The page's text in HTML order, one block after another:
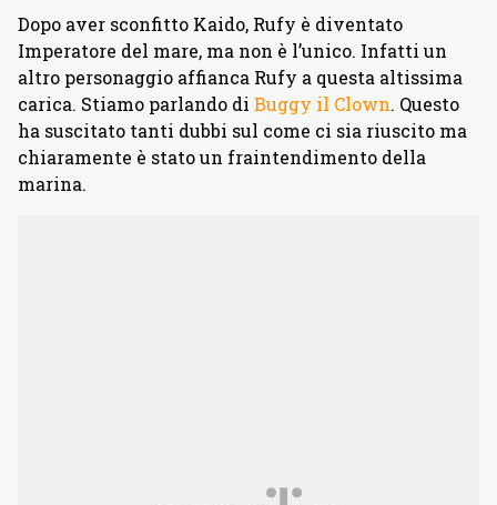
Dopo aver sconfitto Kaido, Rufy è diventato
Imperatore del mare, ma non è l’unico. Infatti un
altro personaggio affianca Rufy a questa altissima
carica. Stiamo parlando di Buggy il Clown. Questo
ha suscitato tanti dubbi sul come ci sia riuscito ma
chiaramente è stato un fraintendimento della
marina.